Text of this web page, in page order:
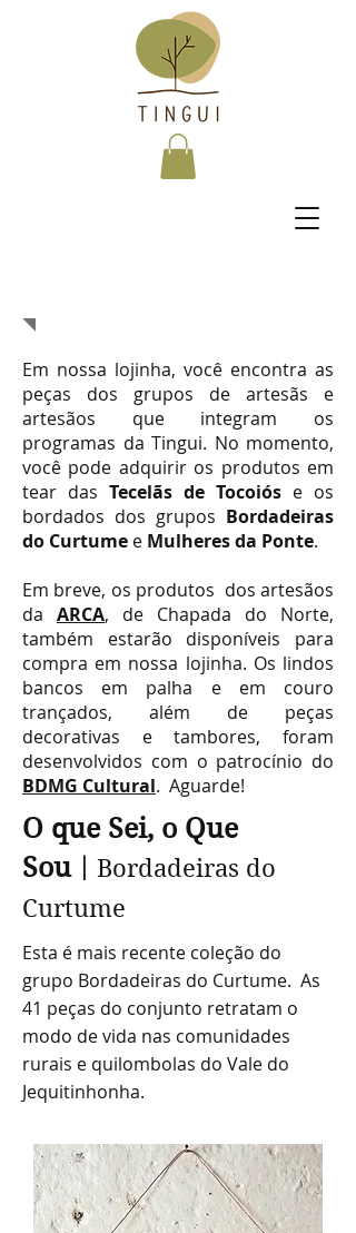
Em nossa lojinha, você encontra as
peças dos grupos de artesãs e
artesãos que integram os
programas da Tingui. No momento,
você pode adquirir os produtos em
tear das Tecelãs de Tocoiós e os
bordados dos grupos Bordadeiras
do Curtume e Mulheres da Ponte.
Em breve, os produtos dos artesãos
da ARCA, de Chapada do Norte,
também estarão disponíveis para
compra em nossa lojinha. Os lindos
bancos em palha e em couro
trançados, além de peças
decorativas e tambores, foram
desenvolvidos com o patrocínio do
BDMG Cultural. Aguarde!
O que Sei, o Que
Sou
Bordadeiras do
Curtume
Esta é mais recente coleção do
grupo Bordadeiras do Curtume. As
41 peças do conjunto retratam o
modo de vida nas comunidades
rurais e quilombolas do Vale do
Jequitinhonha.